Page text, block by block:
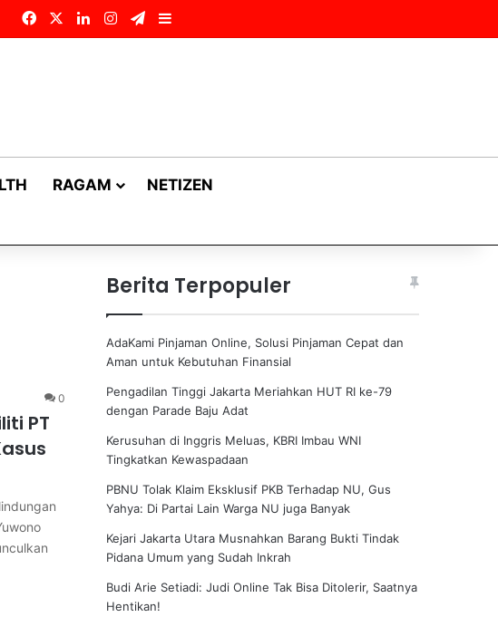
FacebookLinkedInInstagram
Telegram
Sidebar
RAGAM NETIZEN
0
PT
Berita Terpopuler
AdaKami Pinjaman Online, Solusi Pinjaman Cepat dan
Aman untuk Kebutuhan Finansial
Pengadilan Tinggi Jakarta Meriahkan HUT RI ke-79
dengan Parade Baju Adat
Kerusuhan di Inggris Meluas, KBRI Imbau WNI
Tingkatkan Kewaspadaan
PBNU Tolak Klaim Eksklusif PKB Terhadap NU, Gus
Yahya: Di Partai Lain Warga NU juga Banyak
Kejari Jakarta Utara Musnahkan Barang Bukti Tindak
Pidana Umum yang Sudah Inkrah
Budi Arie Setiadi: Judi Online Tak Bisa Ditolerir, Saatnya
Hentikan!